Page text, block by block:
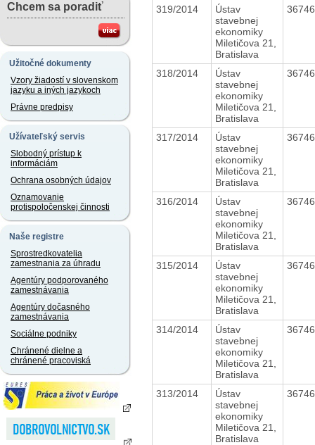
Chcem sa poradiť
Užitočné dokumenty
Vzory žiadostí v slovenskom
jazyku a iných jazykoch
Právne predpisy
Užívateľský servis
Slobodný prístup k
informáciám
Ochrana osobných údajov
Oznamovanie
protispoločenskej činnosti
Naše registre
Sprostredkovatelia
zamestnania za úhradu
Agentúry podporovaného
zamestnávania
Agentúry dočasného
zamestnávania
Sociálne podniky
Chránené dielne a
chránené pracoviská
319/2014
Ústav
stavebnej
ekonomiky
Miletičova 21,
Bratislava
318/2014
Ústav
stavebnej
ekonomiky
Miletičova 21,
Bratislava
317/2014
Ústav
stavebnej
ekonomiky
Miletičova 21,
Bratislava
316/2014
Ústav
stavebnej
ekonomiky
Miletičova 21,
Bratislava
315/2014
Ústav
stavebnej
ekonomiky
Miletičova 21,
Bratislava
314/2014
Ústav
stavebnej
ekonomiky
Miletičova 21,
Bratislava
313/2014
Ústav
stavebnej
ekonomiky
Miletičova 21,
Bratislava